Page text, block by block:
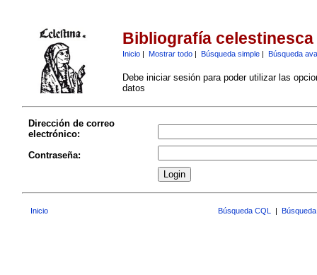
Bibliografía celestinesca
Inicio| Mostrar todo| Búsqueda simple| Búsqueda
Debe iniciar sesión para poder utilizar las
datos
Dirección de correo
electrónico:
Contraseña:
Inicio Búsqueda CQL |